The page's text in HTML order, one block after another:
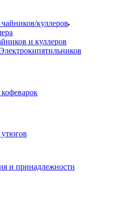
куллеров
и куллеров
утюгов
и принадлежности